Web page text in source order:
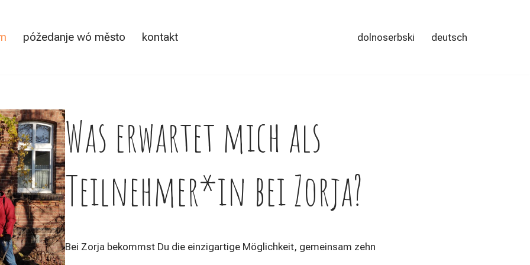
póžedanje wó město kontakt dolnoserbski deutsch
Was erwartet mich als
Teilnehmer*in bei Zorja?
Bei Zorja bekommst Du die einzigartige Möglichkeit, gemeinsam zehn